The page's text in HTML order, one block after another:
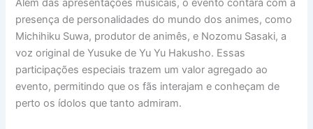
Além das apresentações musicais, o evento contará com a
presença de personalidades do mundo dos animes, como
Michihiku Suwa, produtor de animês, e Nozomu Sasaki, a
voz original de Yusuke de Yu Yu Hakusho. Essas
participações especiais trazem um valor agregado ao
evento, permitindo que os fãs interajam e conheçam de
perto os ídolos que tanto admiram.